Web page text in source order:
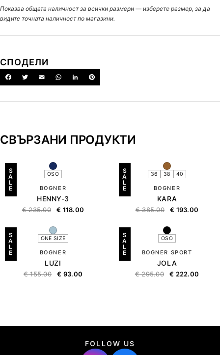
Показва общата наличност за всички размери — изберете размер, за да
видите точната наличност по магазини.
СПОДЕЛИ
СВЪРЗАНИ ПРОДУКТИ
S
A
L
E
OSO
BOGNER
HENNY-3
€235.00 € 118.00
S
A
L
E
36 38 40
BOGNER
KARA
€385.00 € 193.00
S
A
L
E
ONE SIZE
BOGNER
LUZI
€155.00 € 93.00
S
A
L
E
OSO
BOGNER SPORT
JOLA
€295.00 € 222.00
FOLLOW US